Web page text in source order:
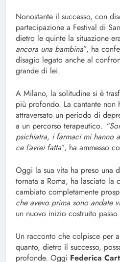
Nonostante il successo, con
partecipazione a Festival di
dietro le quinte la situazione
ancora una bambina”, ha
disagio legato anche al
grande di lei.
A Milano, la solitudine si è
più profondo. La cantante non
attraversato un periodo di
a un percorso terapeutico.
psichiatra, i farmaci mi hanno
ce l’avrei fatta”, ha ammesso
Oggi la sua vita ha preso una
tornata a Roma, ha lasciato la
cambiato completamente
che avevo prima sono andate
un nuovo inizio costruito
Un racconto che colpisce per
quanto, dietro il successo,
profonde. Oggi Federica